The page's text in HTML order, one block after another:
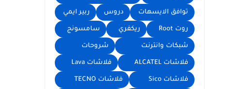
توافق الايسهات دروس ربير ايمي
روت Root ريكفري سامسونج
شبكات وانترنت شروحات
فلاشات ALCATEL فلاشات Lava
فلاشات Sico فلاشات TECNO